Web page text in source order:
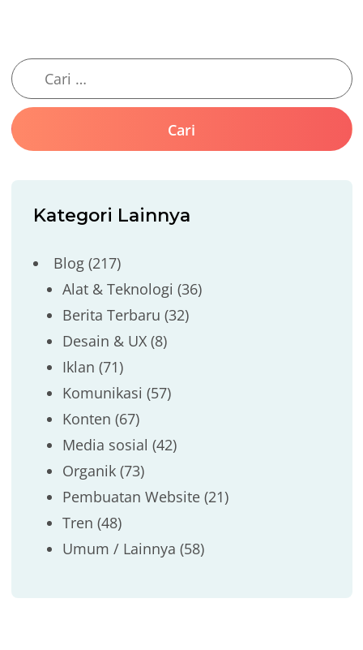
Kategori Lainnya
Blog(217)
Alat & Teknologi (36)
Berita Terbaru (32)
Desain & UX(8)
Iklan (71)
Komunikasi (57)
Konten (67)
Media sosial (42)
Organik(73)
Pembuatan Website(21)
Tren (48)
Umum / Lainnya (58)